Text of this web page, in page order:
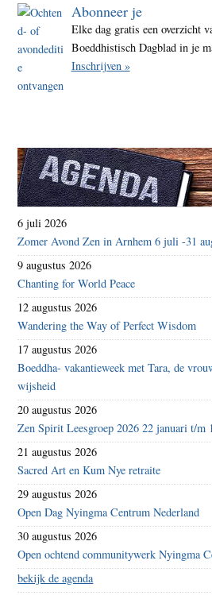
Abonneer je
Elke dag gratis een overzicht
Boeddhistisch Dagblad in je
Inschrijven »
6 juli 2026
Zomer Avond Zen in Arnhem 6 juli -31
9 augustus 2026
Chanting for World Peace
12 augustus 2026
Wandering the Way of Perfect Wisdom
17 augustus 2026
Boeddha- vakantieweek met Tara, de
wijsheid
20 augustus 2026
Zen Spirit Leesgroep 2026 22 januari t/m
21 augustus 2026
Sacred Art en Kum Nye retraite
29 augustus 2026
Open Dag Nyingma Centrum Nederland
30 augustus 2026
Open ochtend communitywerk Nyingma
bekijk de agenda